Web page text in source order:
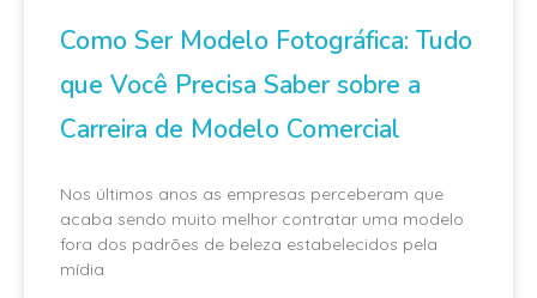
Como Ser Modelo Fotográfica: Tudo
que Você Precisa Saber sobre a
Carreira de Modelo Comercial
Nos últimos anos as empresas perceberam que
acaba sendo muito melhor contratar uma modelo
fora dos padrões de beleza estabelecidos pela
mídia